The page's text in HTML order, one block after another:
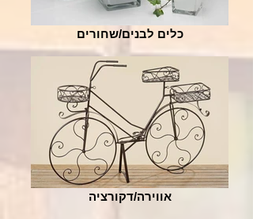
כלים לבנים/שחורים
אווירה/דקורציה